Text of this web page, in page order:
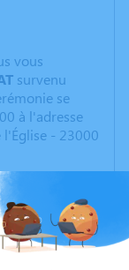
vous
survenu
se
à l'adresse
l'Église - 23000
laisser
une
des
lieu
de Ginette